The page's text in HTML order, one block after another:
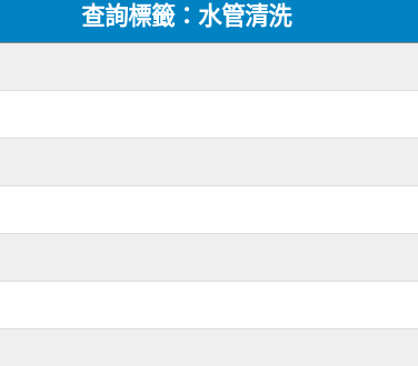
查詢標籤：水管清洗